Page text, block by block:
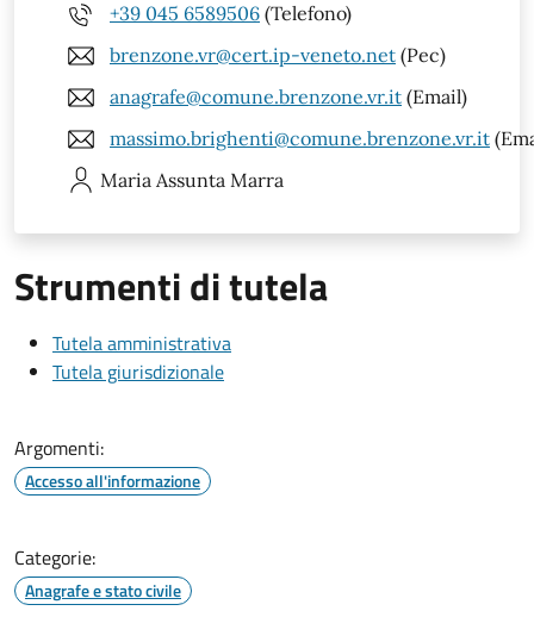
+39 045 6589506 (Telefono)
brenzone.vr@cert.ip-veneto.net (Pec)
anagrafe@comune.brenzone.vr.it (Email)
massimo.brighenti@comune.brenzone.vr.it
Maria Assunta Marra
Strumenti di tutela
Tutela amministrativa
Tutela giurisdizionale
Argomenti:
Accesso all'informazione
Categorie:
Anagrafe e stato civile